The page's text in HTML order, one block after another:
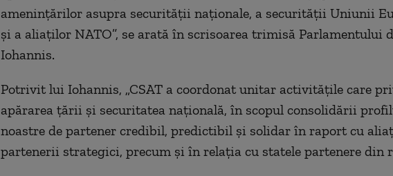
ameninţărilor asupra securităţii naţionale, a securităţii Uniunii
şi a aliaţilor NATO”, se arată în scrisoarea trimisă Parlamentului
Iohannis.
Potrivit lui Iohannis, „CSAT a coordonat unitar activităţile care
apărarea ţării şi securitatea naţională, în scopul consolidării
noastre de partener credibil, predictibil şi solidar în raport cu
partenerii strategici, precum şi în relaţia cu statele partenere din